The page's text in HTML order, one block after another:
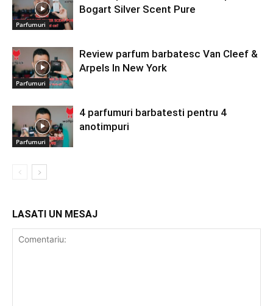
Parfumuri
Bogart Silver Scent Pure
Parfumuri
Review parfum barbatesc Van Cleef &
Arpels In New York
Parfumuri
4 parfumuri barbatesti pentru 4
anotimpuri
LASATI UN MESAJ